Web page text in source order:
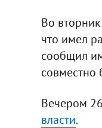
Во
что имел
сообщил
совместно
Вечером
власти.